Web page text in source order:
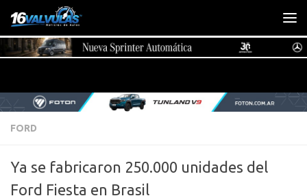
Saltar al contenido
FORD
Ya se fabricaron 250.000 unidades del
Ford Fiesta en Brasil